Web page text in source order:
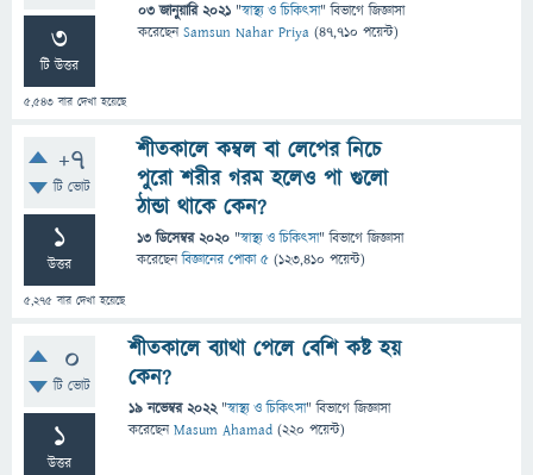
3
টি উত্তর
5,543 বার দেখা হয়েছে
03 জানুয়ারি 2021 "স্বাস্থ্য ও চিকিৎসা" বিভাগে জিজ্ঞাসা
করেছেনSamsun Nahar Priya (47,710 পয়েন্ট)
+7
টি ভোট
1
উত্তর
5,275 বার দেখা হয়েছে
শীতকালে কম্বল বা লেপের নিচে
পুরো শরীর গরম হলেও পা গুলো
ঠান্ডা থাকে কেন?
13 ডিসেম্বর 2020 "স্বাস্থ্য ও চিকিৎসা" বিভাগে জিজ্ঞাসা
করেছেনবিজ্ঞানের পোকা ৫ (123,410 পয়েন্ট)
0
টি ভোট
1
উত্তর
শীতকালে ব্যাথা পেলে বেশি কষ্ট হয়
কেন?
19 নভেম্বর 2022 "স্বাস্থ্য ও চিকিৎসা" বিভাগে জিজ্ঞাসা
করেছেনMasum Ahamad (220 পয়েন্ট)